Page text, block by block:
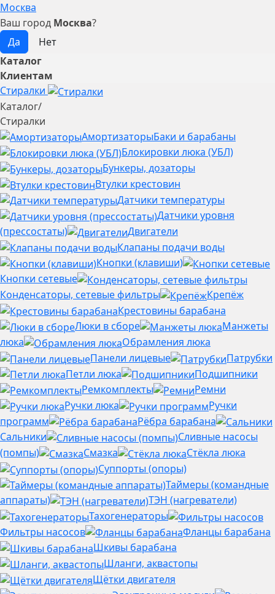
Москва
Ваш город Москва?
Каталог
Клиентам
Стиралки
Каталог/
Стиралки
АмортизаторыБаки и барабаны
Блокировки люка (УБЛ)
Бункеры, дозаторы
Втулки крестовин
Датчики температуры
Датчики уровня
(прессостаты)
Двигатели
Клапаны подачи воды
Кнопки (клавиши)
Кнопки сетевые
Конденсаторы, сетевые фильтры
Крепёж
Крестовины барабана
Люки в сборе
Манжеты
люка
Обрамления люка
Панели лицевые
Патрубки
Петли люка
Подшипники
Ремкомплекты
Ремни
Ручки люка
Ручки
программ
Рёбра барабана
Сальники
Сливные насосы
(помпы)
Смазка
Стёкла люка
Суппорты (опоры)
Таймеры (командные
аппараты)
ТЭН (нагреватели)
Тахогенераторы
Фильтры насосов
Фланцы барабана
Шкивы барабана
Шланги, аквастопы
Щётки двигателя